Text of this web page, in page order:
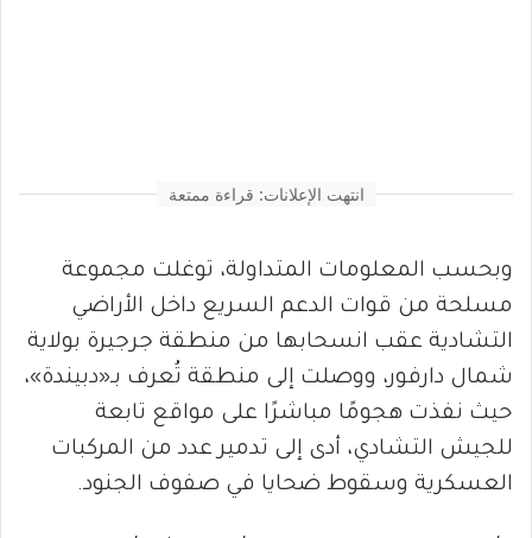
انتهت الإعلانات: قراءة ممتعة
وبحسب المعلومات المتداولة، توغلت مجموعة
مسلحة من قوات الدعم السريع داخل الأراضي
التشادية عقب انسحابها من منطقة جرجيرة بولاية
شمال دارفور، ووصلت إلى منطقة تُعرف بـ«دبيندة»،
حيث نفذت هجومًا مباشرًا على مواقع تابعة
للجيش التشادي، أدى إلى تدمير عدد من المركبات
العسكرية وسقوط ضحايا في صفوف الجنود.